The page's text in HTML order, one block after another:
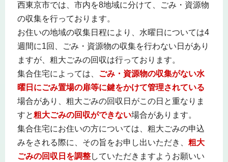
西東京市では、市内を8地域に分けて、ごみ・資源物
の収集を行っております。
お住いの地域の収集日程により、水曜日については4
週間に1回、ごみ・資源物の収集を行わない日があり
ますが、粗大ごみの回収は行っております。
集合住宅によっては、 ごみ・資源物の収集がない水
曜日にごみ置場の扉等に鍵をかけて管理されている
場合があり、粗大ごみの回収日がこの日と重なりま
すと粗大ごみの回収ができない場合があります。
集合住宅にお住いの方については、粗大ごみの申込
みをされる際に、その旨をお申し出いただき、 粗大
ごみの回収日を調整していただきますようお願いい